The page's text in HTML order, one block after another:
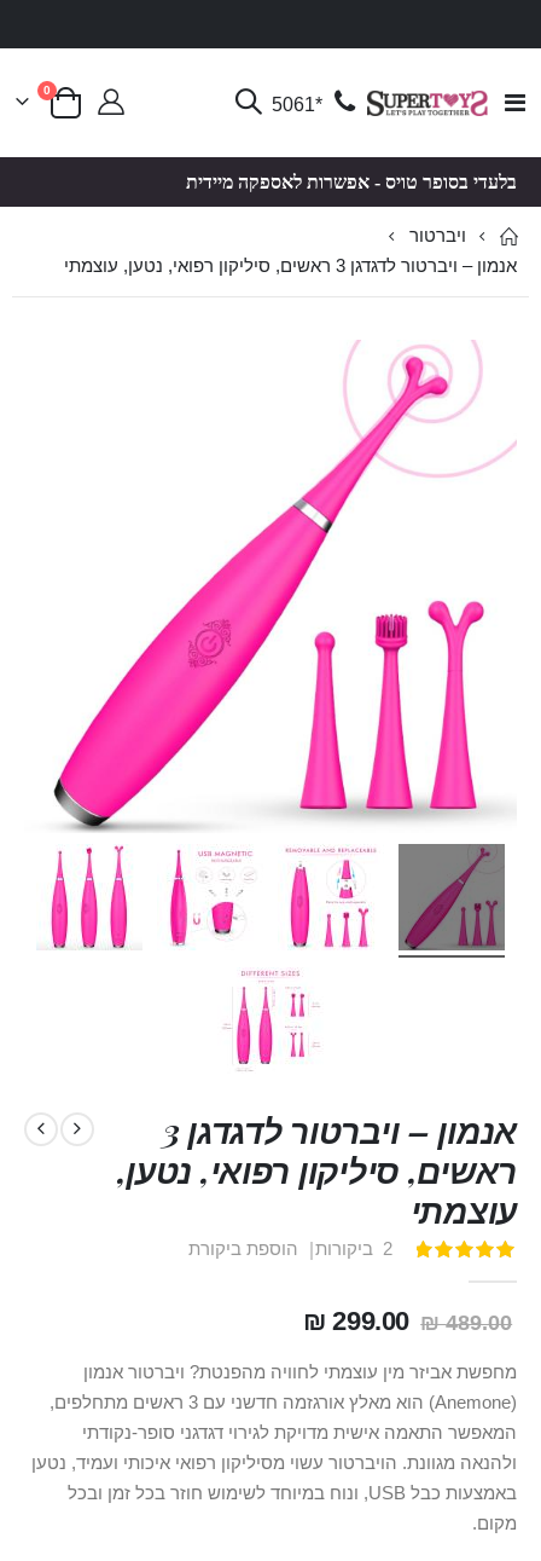
Toggle
*5061 סל קניות
0פריטים
בלעדי בסופר טויס - אפשרות לאספקה מיידית
ויברטור
אנמון – ויברטור לדגדגן 3 ראשים, סיליקון רפואי, נטען, עוצמתי
לדלג
לסוף
תמונות
לדלג
להתחלה
תמונות
אנמון – ויברטור לדגדגן 3
ראשים, סיליקון רפואי, נטען,
עוצמתי
דירוג:
2 ביקורות הוספת ביקורת
489.00 ₪
299.00 ₪
מחפשת אביזר מין עוצמתי לחוויה מהפנטת? ויברטור אנמון
(Anemone) הוא מאלץ אורגזמה חדשני עם 3 ראשים מתחלפים,
המאפשר התאמה אישית מדויקת לגירוי דגדגני סופר-נקודתי
ולהנאה מגוונת. הויברטור עשוי מסיליקון רפואי איכותי ועמיד, נטען
באמצעות כבל USB, ונוח במיוחד לשימוש חוזר בכל זמן ובכל
מקום.